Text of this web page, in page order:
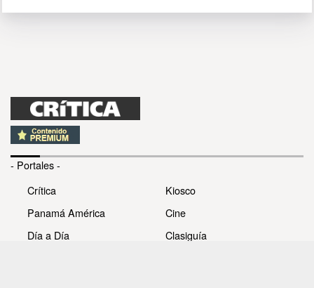
- Portales -
Crítica
Panamá América
Día a Día
Kiosco
Cine
Clasiguía